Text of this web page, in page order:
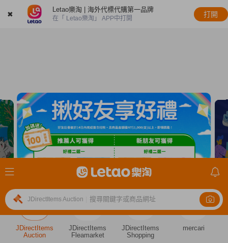
✖
Letao樂淘 | 海外代標代購第一品牌
在「 Letao樂淘」 APP中打開
打開
JDirectItems Auction 搜尋關鍵字或商品網址
JDirectItems
Auction
JDirectItems
Fleamarket
JDirectItems
Shopping
mercari